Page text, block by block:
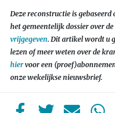
Deze reconstructie is
het gemeentelijk dossier over
vrijgegeven. Dit artikel wordt u
lezen of meer weten over de
hiervoor een
onze wekelijkse nieuwsbrief.